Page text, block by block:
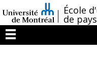
au
contenu
/École
de
Menu